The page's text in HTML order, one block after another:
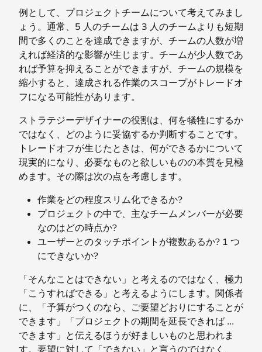
例として、プロジェクトチームについて考えてみまし
ょう。通常、5 人のチームは 3 人のチームよりも短期
間で多くのことを達成できますが、チームの人数が増
えれば経済的な影響が生じます。チームが少人数であ
れば予算を抑えることができますが、チームの規模を
縮小すると、達成される作業のスコープがトレードオ
フになる可能性があります。
ストラテジーデザイナーの役割は、何を犠牲にするか
ではなく、どのように妥協するか判断することです。
トレードオフが生じたときは、何ができるかについて
現実的になり、必要なものと欲しいものの本質を見極
めます。その際は次の点を考慮します。
作業をどの程度スリム化できるか?
プロジェクトの中で、主なチームメンバーが必要
なのはどの時点か?
ユーザーとのタッチポイントが複数あるか? 1 つ
にできないか?
「そんなことはできない」と考えるのではなく、極力
「こうすればできる」と考えるようにします。関係者
に、「予算がつくのなら、ご要望どおりにすることが
できます」「プロジェクトの期間を延長できれば ...
できます」と伝えるほうが好ましいものと思われま
す。要望に対して「できない」と言うのではなく、